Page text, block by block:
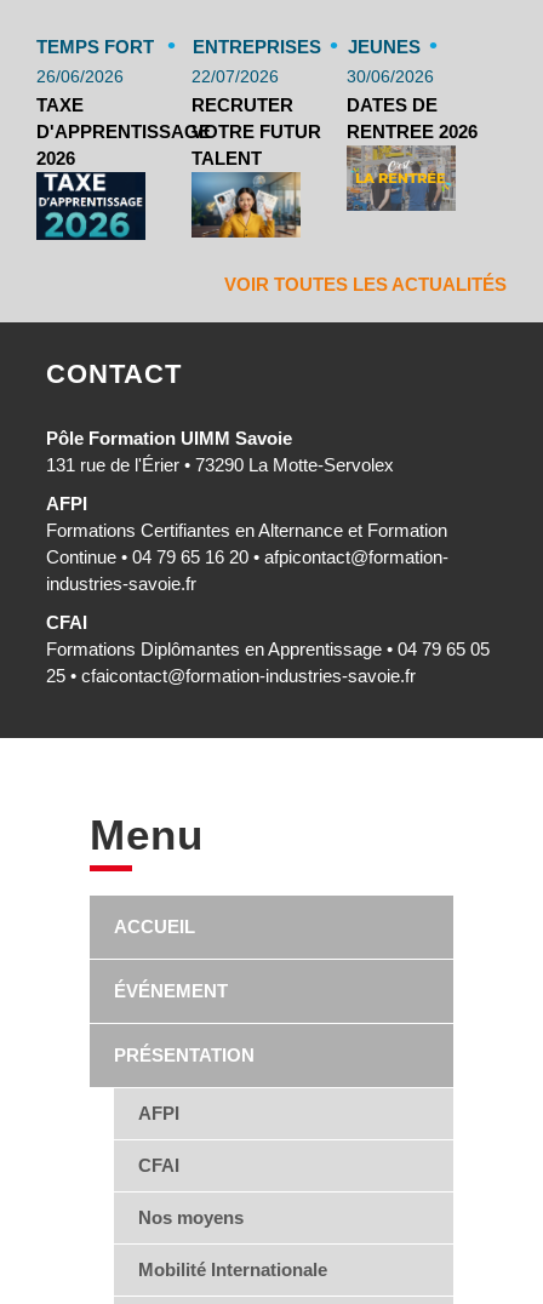
TEMPS FORT •
26/06/2026
TAXE
D'APPRENTISSAGE
2026
ENTREPRISES •
22/07/2026
RECRUTER
VOTRE FUTUR
TALENT
JEUNES •
30/06/2026
DATES DE
RENTREE 2026
VOIR TOUTES LES ACTUALITÉS
CONTACT
Pôle Formation UIMM Savoie
131 rue de l'Érier • 73290 La Motte-Servolex
AFPI
Formations Certifiantes en Alternance et Formation
Continue • 04 79 65 16 20 • afpicontact@formation-
industries-savoie.fr
CFAI
Formations Diplômantes en Apprentissage • 04 79 65 05
25 • cfaicontact@formation-industries-savoie.fr
Menu
ACCUEIL
ÉVÉNEMENT
PRÉSENTATION
AFPI
CFAI
Nos moyens
Mobilité Internationale